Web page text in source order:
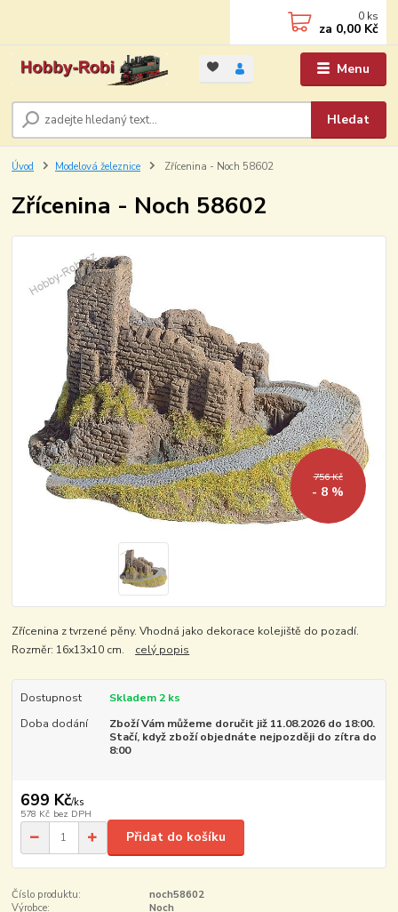
Menu
Hledat
0 ks
za 0,00 Kč
Úvod Modelová železnice Zřícenina - Noch 58602
Zřícenina - Noch 58602
756 Kč
- 8 %
Zřícenina z tvrzené pěny. Vhodná jako dekorace kolejiště do pozadí.
Rozměr: 16x13x10 cm. celý popis
Dostupnost
Skladem 2 ks
Doba dodání
Zboží Vám můžeme doručit již 11.08.2026 do 18:00.
Stačí, když zboží objednáte nejpozději do zítra do
8:00
699 Kč/ks
578 Kč bez DPH
Přidat do košíku
Číslo produktu:
noch58602
Výrobce:
Noch